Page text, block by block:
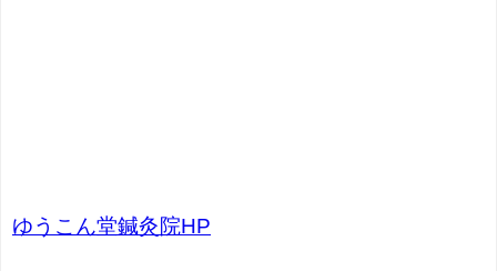
ゆうこん堂鍼灸院HP